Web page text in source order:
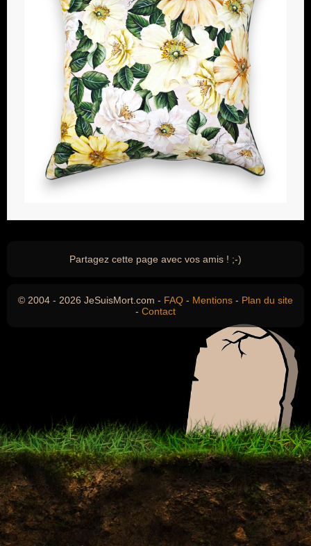
Partagez cette page avec vos amis ! ;-)
© 2004 - 2026 JeSuisMort.com - FAQ - Mentions - Plan du site
- Contact